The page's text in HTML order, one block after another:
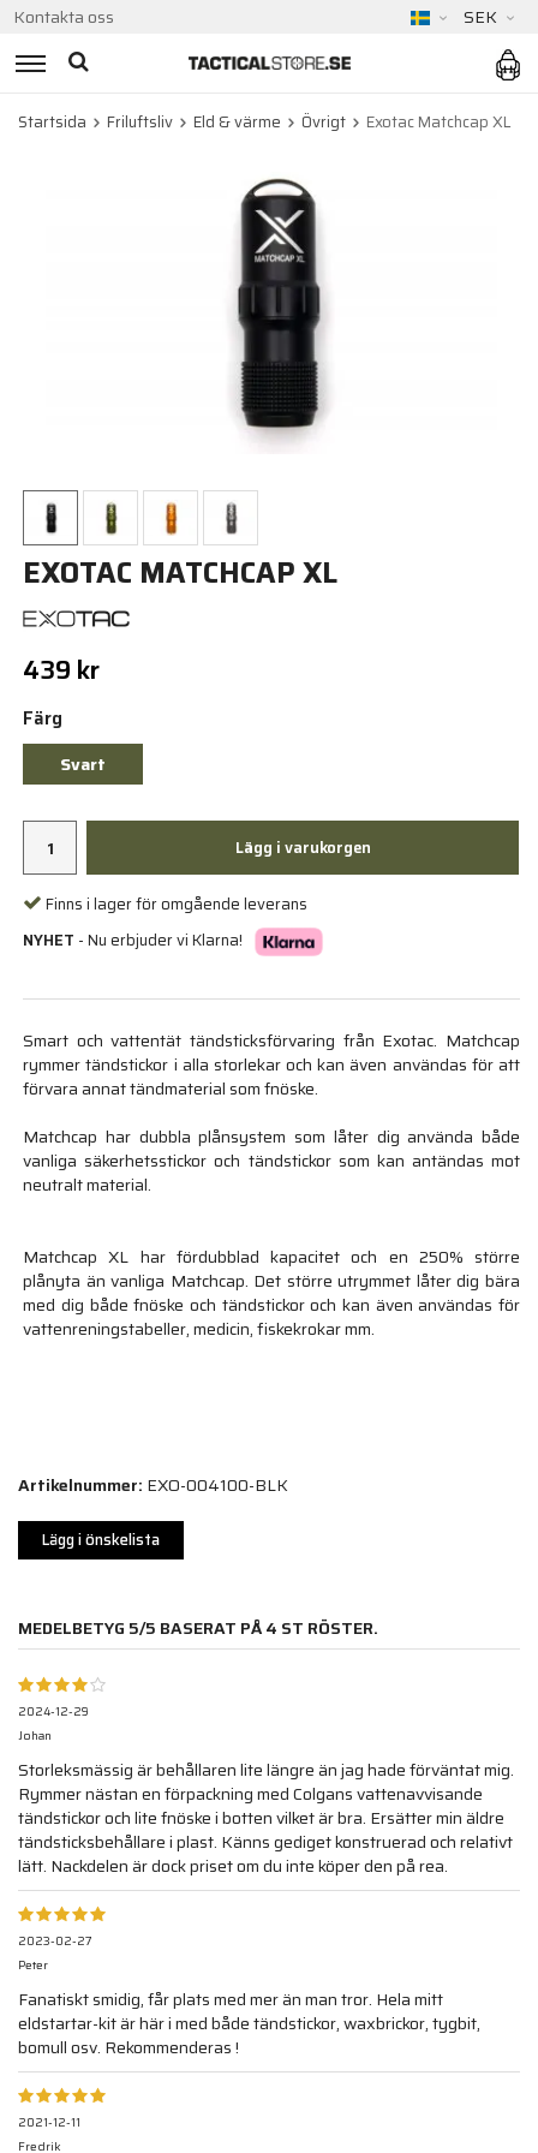
Kontakta oss SEK
Startsida Friluftsliv Eld & värme Övrigt Exotac Matchcap XL
EXOTAC MATCHCAP XL
439 kr
Färg
Svart
Lägg i varukorgen
Finns i lager för omgående leverans
NYHET - Nu erbjuder vi Klarna!
Smart och vattentät tändsticksförvaring från Exotac. Matchcap
rymmer tändstickor i alla storlekar och kan även användas för att
förvara annat tändmaterial som fnöske.
Matchcap har dubbla plånsystem som låter dig använda både
vanliga säkerhetsstickor och tändstickor som kan antändas mot
neutralt material.
Matchcap XL har fördubblad kapacitet och en 250% större
plånyta än vanliga Matchcap. Det större utrymmet låter dig bära
med dig både fnöske och tändstickor och kan även användas för
vattenreningstabeller, medicin, fiskekrokar mm.
Artikelnummer: EXO-004100-BLK
Lägg i önskelista
MEDELBETYG 5/5 BASERAT PÅ4 ST RÖSTER.
2024-12-29
Johan
Storleksmässig är behållaren lite längre än jag hade förväntat mig.
Rymmer nästan en förpackning med Colgans vattenavvisande
tändstickor och lite fnöske i botten vilket är bra. Ersätter min äldre
tändsticksbehållare i plast. Känns gediget konstruerad och relativt
lätt. Nackdelen är dock priset om du inte köper den på rea.
2023-02-27
Peter
Fanatiskt smidig, får plats med mer än man tror. Hela mitt
eldstartar-kit är här i med både tändstickor, waxbrickor, tygbit,
bomull osv. Rekommenderas !
2021-12-11
Fredrik